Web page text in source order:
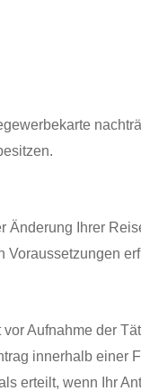
Änderung Ihrer
Voraussetzungen
Aufnahme der
innerhalb
erteilt, wenn Ihr